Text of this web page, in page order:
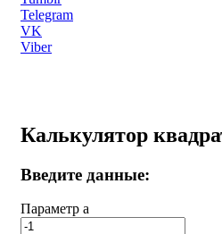
Telegram
VK
Viber
Калькулятор
Введите данные:
Параметр a